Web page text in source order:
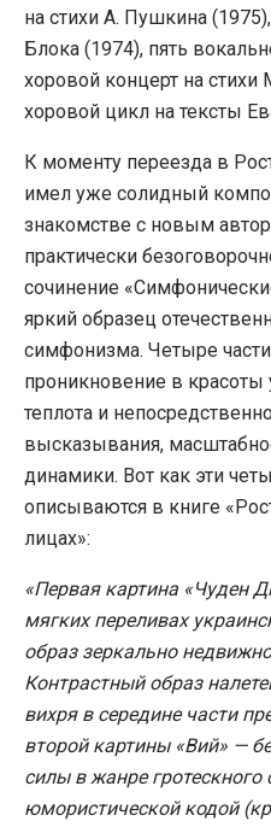
на стихи А. Пушкина
Блока (1974), пять
хоровой концерт на
хоровой цикл на тексты
К моменту переезда в
имел уже солидный
знакомстве с новым
практически
сочинение
яркий образец
симфонизма. Четыре
проникновение в красоты
теплота и
высказывания,
динамики. Вот как эти
описываются в книге
лицах»:
«Первая картина «Чуден
мягких переливах
образ зеркально
Контрастный образ
вихря в середине части
второй картины «Вий» —
силы в жанре
юмористической кодой